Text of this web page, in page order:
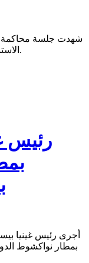
شهدت جلسة محاكمة
الاستماع لشهادة رجل الأعمال محمد الدين ولد أبوه.
رئيس
أجرى رئيس غينيا
بمطار نواكشوط